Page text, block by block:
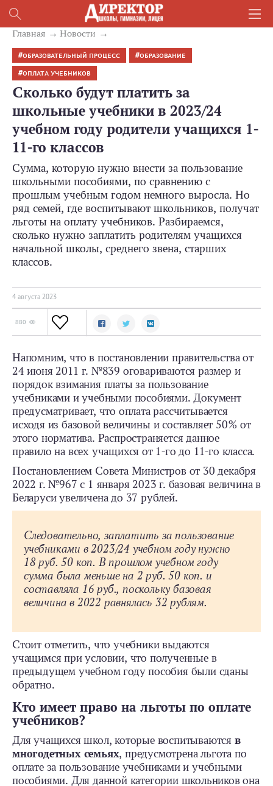
Главная Новости
ОБРАЗОВАТЕЛЬНЫЙ ПРОЦЕСС ОБРАЗОВАНИЕ
ОПЛАТА УЧЕБНИКОВ
Сколько будут платить за
школьные учебники в 2023/24
учебном году родители учащихся 1-
11-го классов
Сумма, которую нужно внести за пользование
школьными пособиями, по сравнению с
прошлым учебным годом немного выросла. Но
ряд семей, где воспитывают школьников, получат
льготы на оплату учебников. Разбираемся,
сколько нужно заплатить родителям учащихся
начальной школы, среднего звена, старших
классов.
4 августа 2023
880
Напомним, что в постановлении правительства от
24 июня 2011 г. №839 оговариваются размер и
порядок взимания платы за пользование
учебниками и учебными пособиями. Документ
предусматривает, что оплата рассчитывается
исходя из базовой величины и составляет 50% от
этого норматива. Распространяется данное
правило на всех учащихся от 1-го до 11-го класса.
Постановлением Совета Министров от 30 декабря
2022 г. №967 с 1 января 2023 г. базовая величина в
Беларуси увеличена до 37 рублей.
Следовательно, заплатить за пользование
учебниками в 2023/24 учебном году нужно
18 руб. 50 коп. В прошлом учебном году
сумма была меньше на 2 руб. 50 коп. и
составляла 16 руб., поскольку базовая
величина в 2022 равнялась 32 рублям.
Стоит отметить, что учебники выдаются
учащимся при условии, что полученные в
предыдущем учебном году пособия были сданы
обратно.
Кто имеет право на льготы по оплате
учебников?
Для учащихся школ, которые воспитываются в
многодетных семьях, предусмотрена льгота по
оплате за пользование учебниками и учебными
пособиями. Для данной категории школьников она